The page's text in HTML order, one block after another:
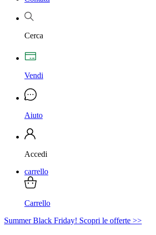
Cerca
Vendi
Aiuto
Accedi
carrello
Carrello
Summer Black Friday! Scopri le offerte >>